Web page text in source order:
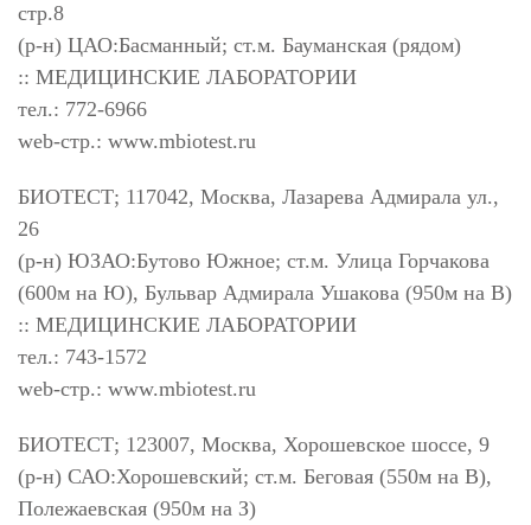
стр.8
(р-н) ЦАО:Басманный; ст.м. Бауманская (рядом)
:: МЕДИЦИНСКИЕ ЛАБОРАТОРИИ
тел.: 772-6966
web-стр.: www.mbiotest.ru
БИОТЕСТ; 117042, Москва, Лазарева Адмирала ул.,
26
(р-н) ЮЗАО:Бутово Южное; ст.м. Улица Горчакова
(600м на Ю), Бульвар Адмирала Ушакова (950м на В)
:: МЕДИЦИНСКИЕ ЛАБОРАТОРИИ
тел.: 743-1572
web-стр.: www.mbiotest.ru
БИОТЕСТ; 123007, Москва, Хорошевское шоссе, 9
(р-н) САО:Хорошевский; ст.м. Беговая (550м на В),
Полежаевская (950м на З)